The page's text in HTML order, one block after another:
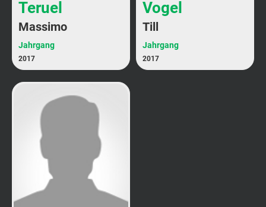
Teruel
Massimo
Jahrgang
2017
Vogel
Till
Jahrgang
2017